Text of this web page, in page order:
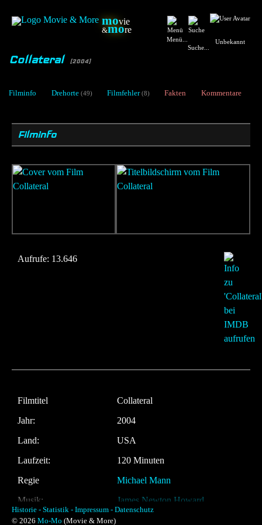
movie
&more
Menü...
Suche...
Unbekannt
Collateral [2004]
Filminfo Drehorte (49) Filmfehler (8) Fakten Kommentare
Filminfo
Aufrufe: 13.646
Filmtitel
Collateral
Jahr:
2004
Land:
USA
Laufzeit:
120 Minuten
Regie
Michael Mann
Musik:
James Newton Howard
Historie - Statistik - Impressum - Datenschutz
© 2026 Mo-Mo (Movie & More)